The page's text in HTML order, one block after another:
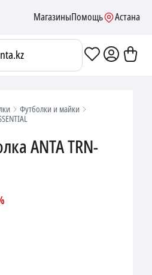
МагазиныПомощь Астана
Футболки и майки
ANTA TRN-